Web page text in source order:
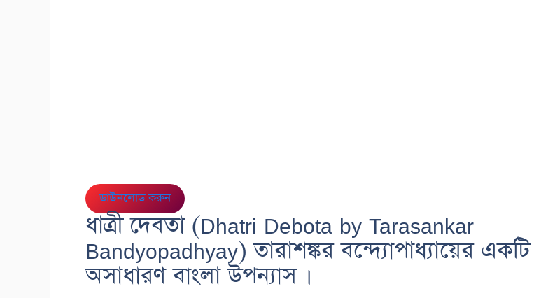
ডাউনলোড করুন
ধাত্রী দেবতা (Dhatri Debota by Tarasankar
Bandyopadhyay) তারাশঙ্কর বন্দ্যোপাধ্যায়ের একটি
অসাধারণবাংলা উপন্যাস ।